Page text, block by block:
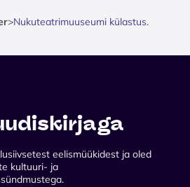
>Nukuteatrimuuseumi külastus.
eelismüükidest ja oled
kultuuri- ja